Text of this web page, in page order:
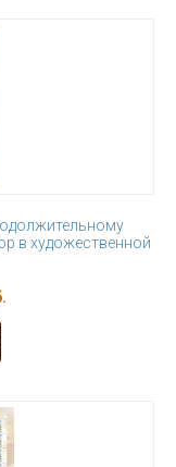
в художественной